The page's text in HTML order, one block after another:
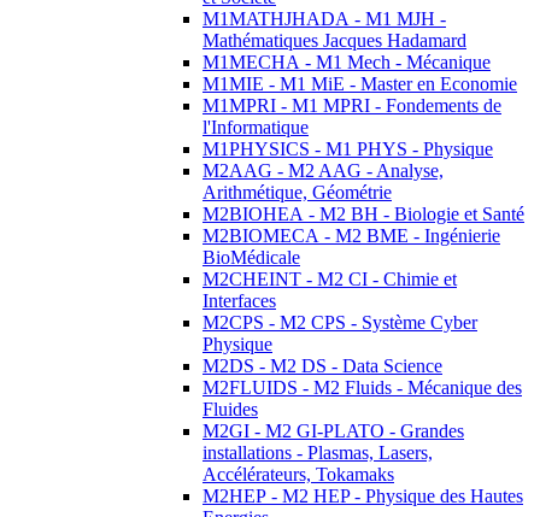
M1MATHJHADA - M1 MJH -
Mathématiques Jacques Hadamard
M1MECHA - M1 Mech - Mécanique
M1MIE - M1 MiE - Master en Economie
M1MPRI - M1 MPRI - Fondements de
l'Informatique
M1PHYSICS - M1 PHYS - Physique
M2AAG - M2 AAG - Analyse,
Arithmétique, Géométrie
M2BIOHEA - M2 BH - Biologie et Santé
M2BIOMECA - M2 BME - Ingénierie
BioMédicale
M2CHEINT - M2 CI - Chimie et
Interfaces
M2CPS - M2 CPS - Système Cyber
Physique
M2DS - M2 DS - Data Science
M2FLUIDS - M2 Fluids - Mécanique des
Fluides
M2GI - M2 GI-PLATO - Grandes
installations - Plasmas, Lasers,
Accélérateurs, Tokamaks
M2HEP - M2 HEP - Physique des Hautes